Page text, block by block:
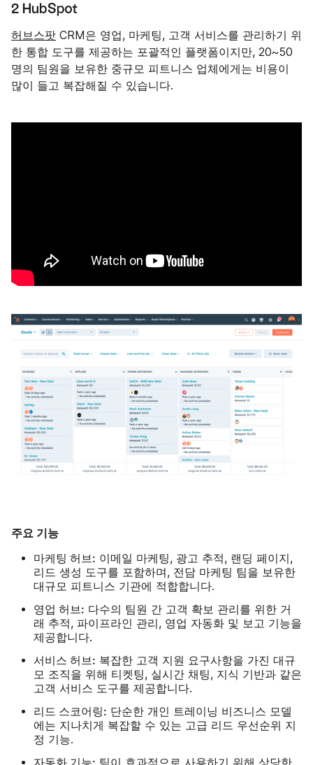
2 HubSpot
허브스팟 CRM은 영업, 마케팅, 고객 서비스를 관리하기 위
한 통합 도구를 제공하는 포괄적인 플랫폼이지만, 20~50
명의 팀원을 보유한 중규모 피트니스 업체에게는 비용이
많이 들고 복잡해질 수 있습니다.
주요 기능
마케팅 허브: 이메일 마케팅, 광고 추적, 랜딩 페이지,
리드 생성 도구를 포함하며, 전담 마케팅 팀을 보유한
대규모 피트니스 기관에 적합합니다.
영업 허브: 다수의 팀원 간 고객 확보 관리를 위한 거
래 추적, 파이프라인 관리, 영업 자동화 및 보고 기능을
제공합니다.
서비스 허브: 복잡한 고객 지원 요구사항을 가진 대규
모 조직을 위해 티켓팅, 실시간 채팅, 지식 기반과 같은
고객 서비스 도구를 제공합니다.
리드 스코어링: 단순한 개인 트레이닝 비즈니스 모델
에는 지나치게 복잡할 수 있는 고급 리드 우선순위 지
정 기능.